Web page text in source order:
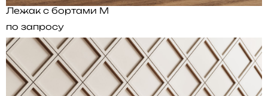
Лежак с бортами M
по запросу